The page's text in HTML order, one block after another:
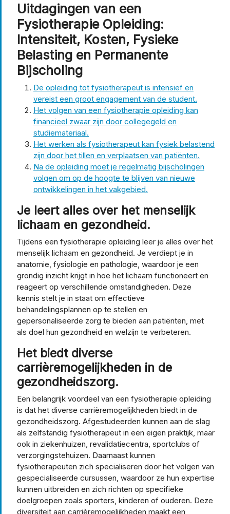
Uitdagingen van een
Fysiotherapie Opleiding:
Intensiteit, Kosten, Fysieke
Belasting en Permanente
Bijscholing
De opleiding tot fysiotherapeut is intensief en
vereist een groot engagement van de student.
Het volgen van een fysiotherapie opleiding kan
financieel zwaar zijn door collegegeld en
studiemateriaal.
Het werken als fysiotherapeut kan fysiek belastend
zijn door het tillen en verplaatsen van patiënten.
Na de opleiding moet je regelmatig bijscholingen
volgen om op de hoogte te blijven van nieuwe
ontwikkelingen in het vakgebied.
Je leert alles over het menselijk
lichaam en gezondheid.
Tijdens een fysiotherapie opleiding leer je alles over het
menselijk lichaam en gezondheid. Je verdiept je in
anatomie, fysiologie en pathologie, waardoor je een
grondig inzicht krijgt in hoe het lichaam functioneert en
reageert op verschillende omstandigheden. Deze
kennis stelt je in staat om effectieve
behandelingsplannen op te stellen en
gepersonaliseerde zorg te bieden aan patiënten, met
als doel hun gezondheid en welzijn te verbeteren.
Het biedt diverse
carrièremogelijkheden in de
gezondheidszorg.
Een belangrijk voordeel van een fysiotherapie opleiding
is dat het diverse carrièremogelijkheden biedt in de
gezondheidszorg. Afgestudeerden kunnen aan de slag
als zelfstandig fysiotherapeut in een eigen praktijk, maar
ook in ziekenhuizen, revalidatiecentra, sportclubs of
verzorgingstehuizen. Daarnaast kunnen
fysiotherapeuten zich specialiseren door het volgen van
gespecialiseerde cursussen, waardoor ze hun expertise
kunnen uitbreiden en zich richten op specifieke
doelgroepen zoals sporters, kinderen of ouderen. Deze
diversiteit aan carrièremogelijkheden maakt een